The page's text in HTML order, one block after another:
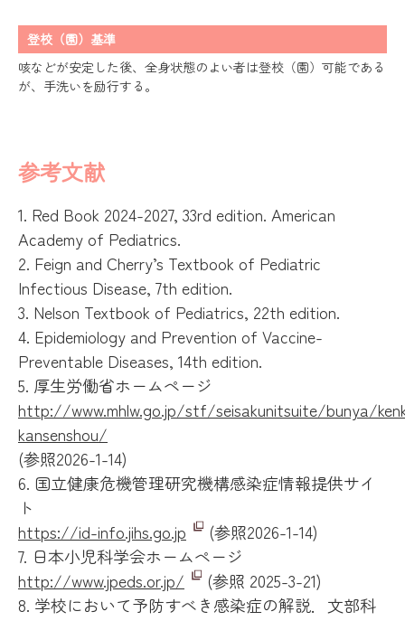
登校（園）基準
咳などが安定した後、全身状態のよい者は登校（園）可能である
が、手洗いを励行する。
参考文献
1. Red Book 2024-2027, 33rd edition. American
Academy of Pediatrics.
2. Feign and Cherry’s Textbook of Pediatric
Infectious Disease, 7th edition.
3. Nelson Textbook of Pediatrics, 22th edition.
4. Epidemiology and Prevention of Vaccine-
Preventable Diseases, 14th edition.
5. 厚生労働省ホームページ
http://www.mhlw.go.jp/stf/seisakunitsuite/bunya/
kansenshou/
(参照2026-1-14)
6. 国立健康危機管理研究機構感染症情報提供サイ
ト
https://id-info.jihs.go.jp
(参照2026-1-14)
7. 日本小児科学会ホームページ
http://www.jpeds.or.jp/
(参照 2025-3-21)
8. 学校において予防すべき感染症の解説．文部科